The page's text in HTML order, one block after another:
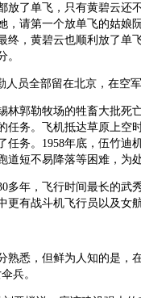
放了单飞，只有黄碧云还
请第一个放单飞的姑娘
终，黄碧云也顺利放了单
。
人员全部留在北京，在空
林郭勒牧场的牲畜大批死
务。飞机抵达草原上空
任务。1958年底，伍竹迪
短不易降落等困难，为
多年，飞行时间最长的武
更有战斗机飞行员以及女航
熟悉，但鲜为人知的是，
兵。